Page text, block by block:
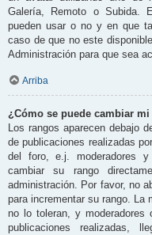
Galería, Remoto o Subida.
pueden usar o no y en que
caso de que no este
Administración para que sea
Arriba
¿Cómo se puede cambiar
Los rangos aparecen debajo
de publicaciones realizadas
del foro, e.j. moderadores y
cambiar su rango
administración. Por favor, no
para incrementar su rango. La
no lo toleran, y moderadores
publicaciones realizadas,